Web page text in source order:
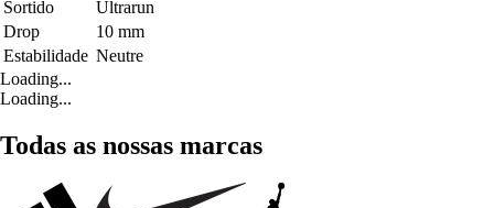
Sortido
Ultrarun
Drop
10 mm
Estabilidade Neutre
Loading...
Loading...
Todas as nossas marcas